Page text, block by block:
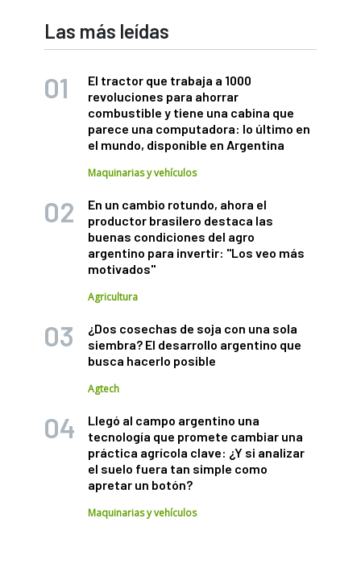
Las más leídas
El tractor que trabaja a 1000
revoluciones para ahorrar
combustible y tiene una cabina que
parece una computadora: lo último en
el mundo, disponible en Argentina
Maquinarias y vehículos
En un cambio rotundo, ahora el
productor brasilero destaca las
buenas condiciones del agro
argentino para invertir: "Los veo más
motivados"
Agricultura
¿Dos cosechas de soja con una sola
siembra? El desarrollo argentino que
busca hacerlo posible
Agtech
Llegó al campo argentino una
tecnología que promete cambiar una
práctica agrícola clave: ¿Y si analizar
el suelo fuera tan simple como
apretar un botón?
Maquinarias y vehículos